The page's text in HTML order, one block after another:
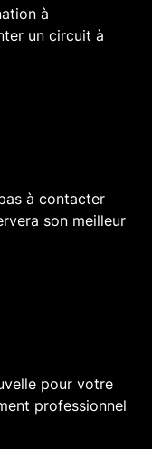
à
un circuit à
à contacter
son meilleur
pour votre
professionnel